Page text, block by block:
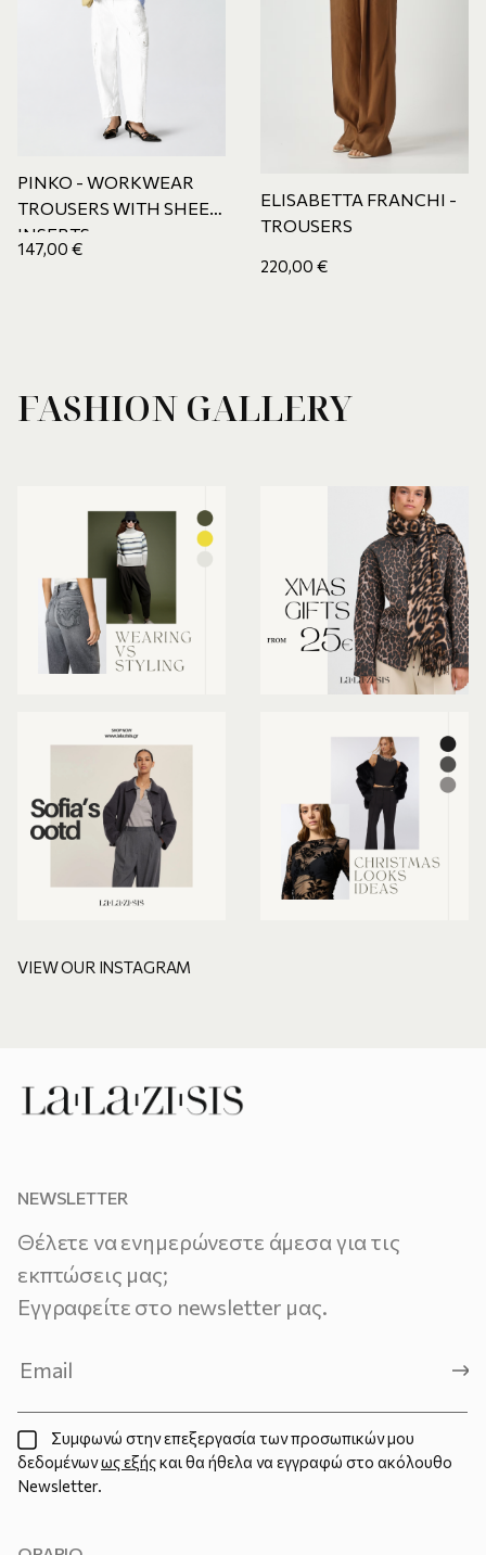
PINKO - WORKWEAR
TROUSERS WITH SHEER
INSERTS
147,00 €
ELISABETTA FRANCHI -
TROUSERS
220,00 €
FASHION GALLERY
VIEW OUR INSTAGRAM
NEWSLETTER
Θέλετε να ενημερώνεστε άμεσα για τις
εκπτώσεις μας;
Εγγραφείτε στο newsletter μας.
Συμφωνώ στην επεξεργασία των προσωπικών μου
δεδομένωνως εξήςκαι θα ήθελα να εγγραφώ στο ακόλουθο
Newsletter.